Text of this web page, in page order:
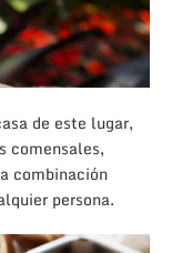
de este lugar,
comensales,
combinación
persona.